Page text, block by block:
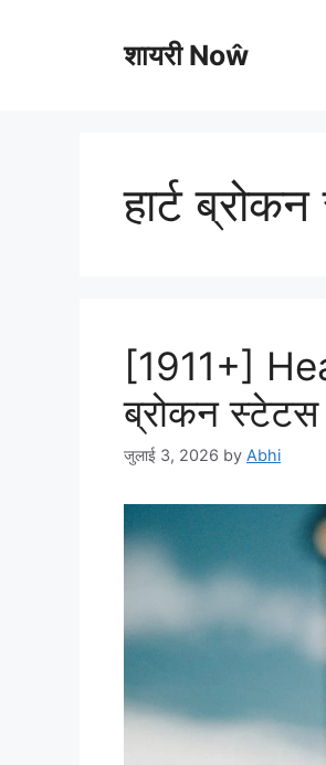
शायरी Noŵ
हार्ट
[1911+]
ब्रोकन
जुलाई 3, 2026 by Abhi